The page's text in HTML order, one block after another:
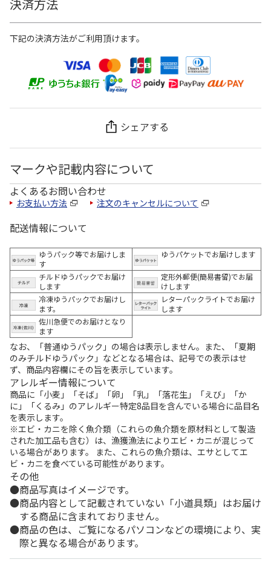
決済方法
下記の決済方法がご利用頂けます。
シェアする
マークや記載内容について
よくあるお問い合わせ
お支払い方法 注文のキャンセルについて
配送情報について
ゆうパック等でお届けしま
す
ゆうパケットでお届けします
チルドゆうパックでお届け
します
定形外郵便(簡易書留)でお届
けします
冷凍ゆうパックでお届けし
ます。
レターパックライトでお届け
します
佐川急便でのお届けとなり
ます
なお、「普通ゆうパック」の場合は表示しません。また、「夏期
のみチルドゆうパック」などとなる場合は、記号での表示はせ
ず、商品内容欄にその旨を表示しています。
アレルギー情報について
商品に「小麦」「そば」「卵」「乳」「落花生」「えび」「か
に」「くるみ」のアレルギー特定8品目を含んでいる場合に品目名
を表示します。
※エビ・カニを除く魚介類（これらの魚介類を原材料として製造
された加工品も含む）は、漁獲漁法によりエビ・カニが混じって
いる場合があります。 また、これらの魚介類は、エサとしてエ
ビ・カニを食べている可能性があります。
その他
商品写真はイメージです。
商品内容として記載されていない「小道具類」はお届け
する商品に含まれておりません。
商品の色は、ご覧になるパソコンなどの環境により、実
際と異なる場合があります。